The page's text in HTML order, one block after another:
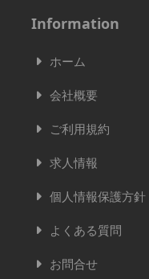
Information
ホーム
会社概要
ご利用規約
求人情報
個人情報保護方針
よくある質問
お問合せ